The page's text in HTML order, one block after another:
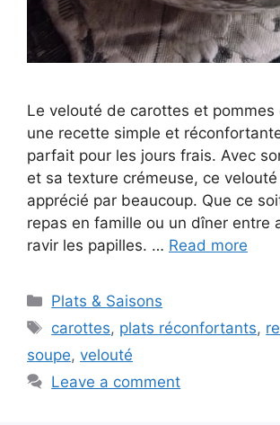
Le velouté de carottes et
une recette simple et
parfait pour les jours frais. Avec
et sa texture crémeuse, ce
apprécié par beaucoup. Que ce
repas en famille ou un dîner entre
ravir les papilles. … Read more
Categories
Plats & Saisons
Tags
carottes, plats réconfortants,
soupe, velouté
Leave a comment